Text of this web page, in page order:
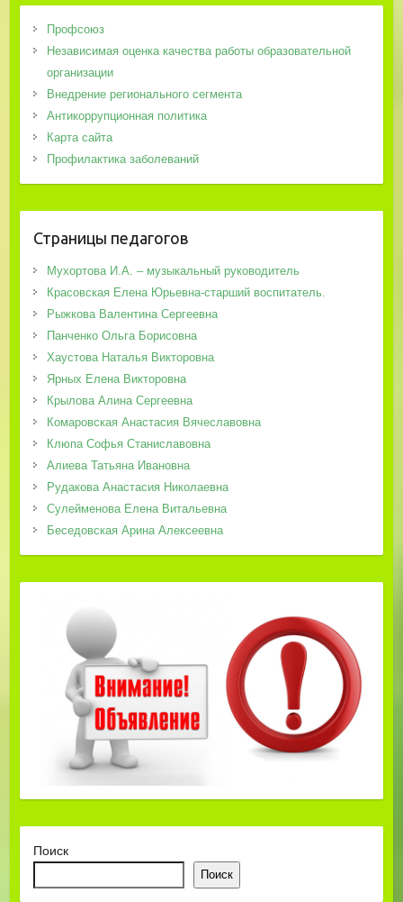
Профсоюз
Независимая оценка качества работы образовательной
организации
Внедрение регионального сегмента
Антикоррупционная политика
Карта сайта
Профилактика заболеваний
Страницы педагогов
Мухортова И.А. – музыкальный руководитель
Красовская Елена Юрьевна-старший воспитатель.
Рыжкова Валентина Сергеевна
Панченко Ольга Борисовна
Хаустова Наталья Викторовна
Ярных Елена Викторовна
Крылова Алина Сергеевна
Комаровская Анастасия Вячеславовна
Клюпа Софья Станиславовна
Алиева Татьяна Ивановна
Рудакова Анастасия Николаевна
Сулейменова Елена Витальевна
Беседовская Арина Алексеевна
Поиск
Поиск